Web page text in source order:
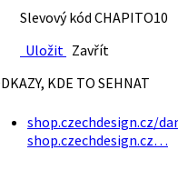
Slevový kód CHAPITO10
Uložit Zavřít
KDE TO SEHNAT
shop.czechdesign.cz/
shop.czechdesign.cz…